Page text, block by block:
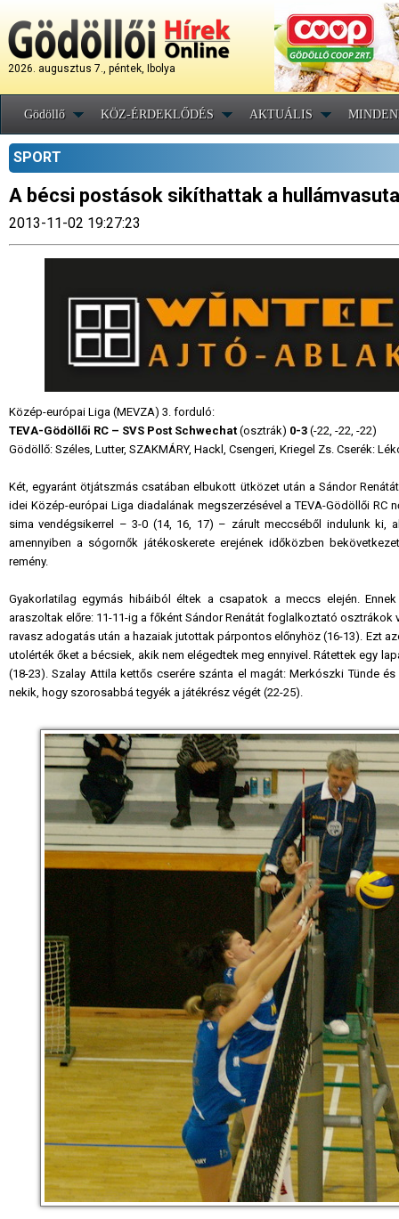
2026. augusztus 7., péntek, Ibolya
Gödöllő KÖZ-ÉRDEKLŐDÉS AKTUÁLIS
SPORT
A bécsi postások sikíthattak a
2013-11-02 19:27:23
Közép-európai Liga (MEVZA) 3. forduló:
TEVA-Gödöllői RC – SVS Post Schwechat (osztrák) 0-3 (-22, -22, -22)
Gödöllő: Széles, Lutter, SZAKMÁRY, Hackl, Csengeri, Kriegel Zs. Cserék:
Két, egyaránt ötjátszmás csatában elbukott ütközet után a Sándor
idei Közép-európai Liga diadalának megszerzésével a TEVA-Gödöllői
sima vendégsikerrel – 3-0 (14, 16, 17) – zárult meccséből indulunk ki,
amennyiben a sógornők játékoskerete erejének időközben
remény.
Gyakorlatilag egymás hibáiból éltek a csapatok a meccs elején.
araszoltak előre: 11-11-ig a főként Sándor Renátát foglalkoztató
ravasz adogatás után a hazaiak jutottak párpontos előnyhöz (16-13). Ezt
utolérték őket a bécsiek, akik nem elégedtek meg ennyivel. Rátettek egy
(18-23). Szalay Attila kettős cserére szánta el magát: Merkószki Tünde
nekik, hogy szorosabbá tegyék a játékrész végét (22-25).